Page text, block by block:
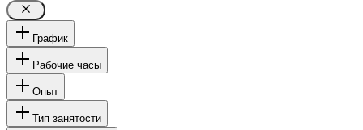
График
Рабочие часы
Опыт
Тип занятости